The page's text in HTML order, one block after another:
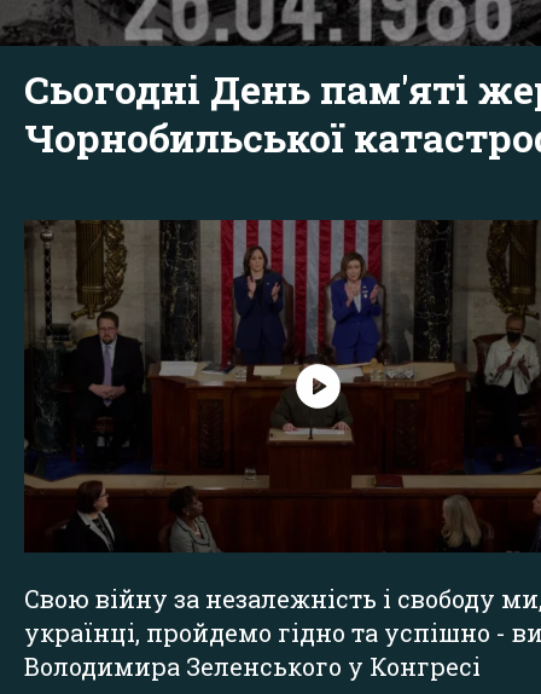
Сьогодні День пам'яті
Чорнобильської
Свою війну за незалежність і свободу
українці, пройдемо гідно та успішно -
Володимира Зеленського у Конгресі